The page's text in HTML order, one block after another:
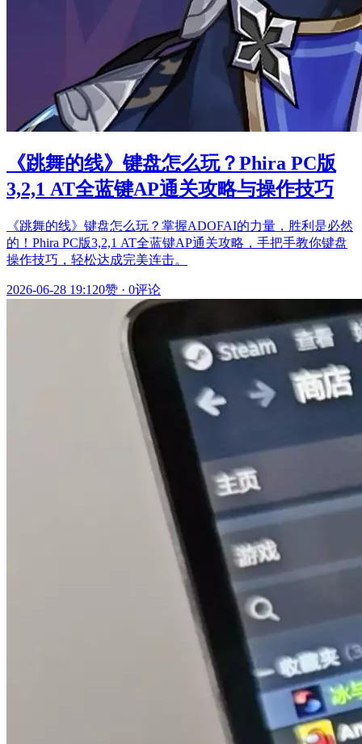
《跳舞的线》键盘怎么玩？Phira PC版
3,2,1 AT全蓝键AP通关攻略与操作技巧
《跳舞的线》键盘怎么玩？掌握ADOFAI的力量，胜利是必然
的！Phira PC版3,2,1 AT全蓝键AP通关攻略，手把手教你键盘
操作技巧，轻松达成完美连击。
2026-06-28 19:120赞 · 0评论